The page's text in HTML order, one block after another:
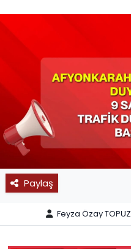
Paylaş
Feyza Özay TOPUZ
SPOR